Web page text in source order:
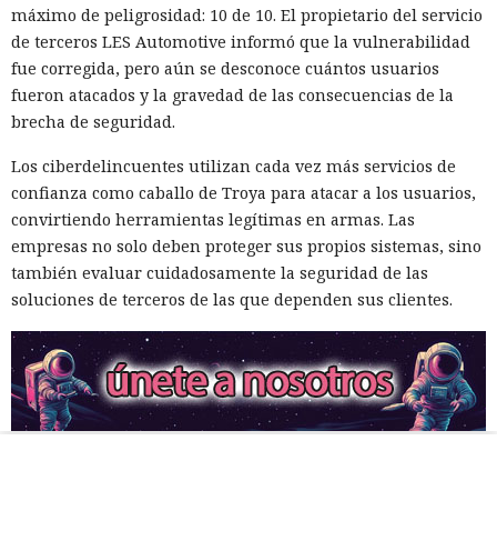
máximo de peligrosidad: 10 de 10. El propietario del servicio
de terceros LES Automotive informó que la vulnerabilidad
fue corregida, pero aún se desconoce cuántos usuarios
fueron atacados y la gravedad de las consecuencias de la
brecha de seguridad.
Los ciberdelincuentes utilizan cada vez más servicios de
confianza como caballo de Troya para atacar a los usuarios,
convirtiendo herramientas legítimas en armas. Las
empresas no solo deben proteger sus propios sistemas, sino
también evaluar cuidadosamente la seguridad de las
soluciones de terceros de las que dependen sus clientes.